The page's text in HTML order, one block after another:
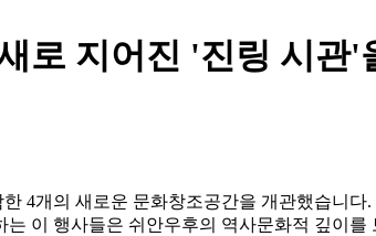
로 지어진 '진링 시관
4개의 새로운 문화창조공간을 개관했습니
이 행사들은 쉬안우후의 역사문화적 깊이